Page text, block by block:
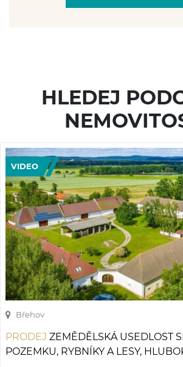
HLEDEJ
VIDEO
Břehov
PRODEJ ZEMĚDĚLSKÁ USEDLOST
POZEMKU, RYBNÍKY A LESY,